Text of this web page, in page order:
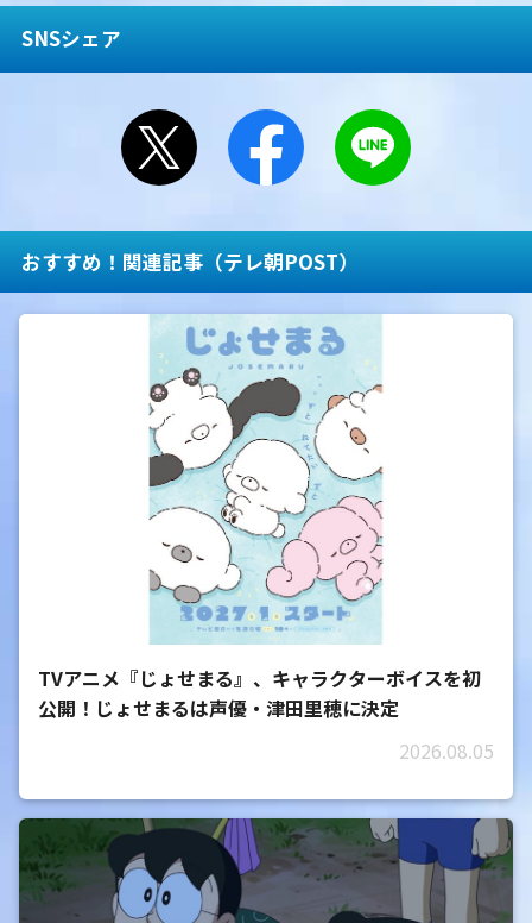
SNSシェア
おすすめ！関連記事（テレ朝POST）
TVアニメ『じょせまる』、キャラクターボイスを初
公開！じょせまるは声優・津田里穂に決定
2026.08.05